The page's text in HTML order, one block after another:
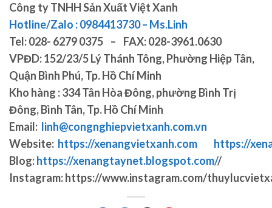
Công ty TNHH Sản Xuất Việt Xanh
Hotline/Zalo : 0984413730 – Ms.Linh
Tel:028- 6279 0375 – FAX: 028-3961.0630
VPĐD:152/23/5 Lý Thánh Tông, Phường Hiệp Tân,
Quận Bình Phú, Tp. Hồ Chí Minh
Kho hàng :334 Tân Hòa Đông, phường Bình Trị
Đông, Bình Tân, Tp. Hồ Chí Minh
Email: linh@congnghiepvietxanh.com.vn
Website: https://xenangvietxanh.com
https://
Blog:https://xenangtaynet.blogspot.com//
Instagram:https://www.instagram.com/